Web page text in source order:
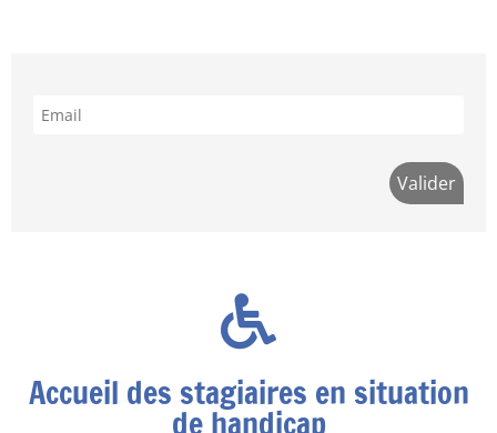
Accueil des stagiaires en situation
de handicap